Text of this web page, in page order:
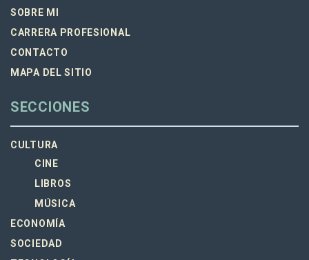
SOBRE MI
CARRERA PROFESIONAL
CONTACTO
MAPA DEL SITIO
SECCIONES
CULTURA
CINE
LIBROS
MÚSICA
ECONOMÍA
SOCIEDAD